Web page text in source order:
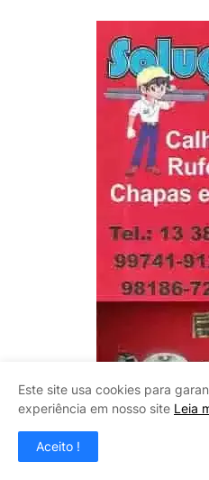
Este site usa cookies para
experiência em nosso site Leia
Aceito !